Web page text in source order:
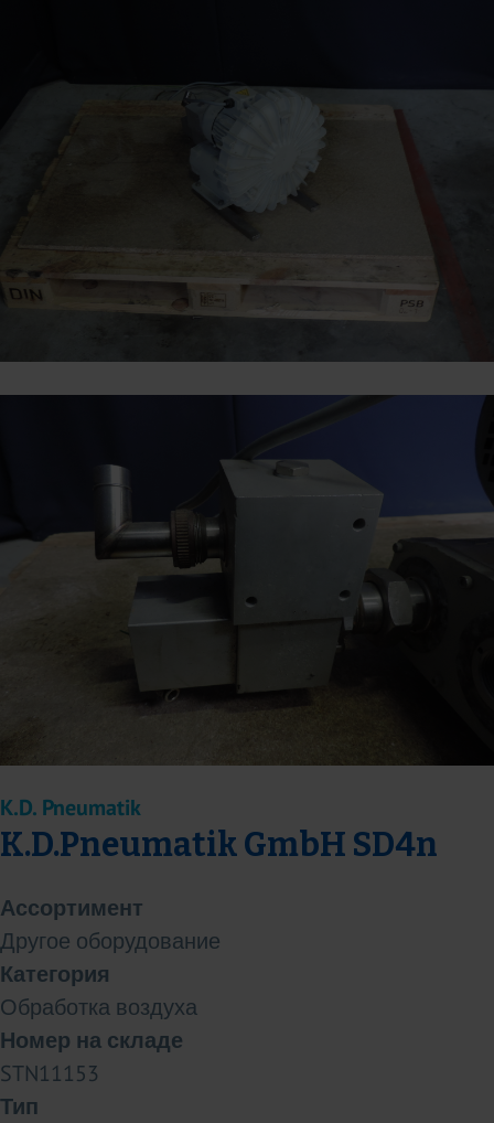
K.D. Pneumatik
K.D.Pneumatik GmbH SD4n
Ассортимент
Другое оборудование
Категория
Обработка воздуха
Номер на складе
STN11153
Тип